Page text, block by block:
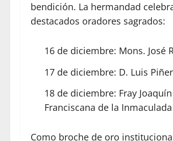
bendición. La hermandad
destacados oradores sagrados:
16 de diciembre: Mons. José
17 de diciembre: D. Luis
18 de diciembre: Fray
Franciscana de la
Como broche de oro